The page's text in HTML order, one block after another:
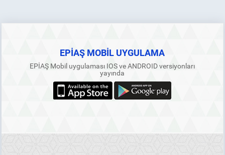
EPİAŞ MOBİL UYGULAMA
EPİAŞ Mobil uygulaması IOS ve ANDROID versiyonları
yayında